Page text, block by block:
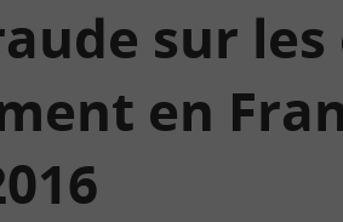
sur les
en